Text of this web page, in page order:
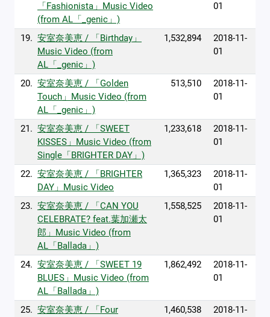
「Fashionista」Music Video
(from AL「_genic」)
01
19. 安室奈美恵 / 「Birthday」
Music Video (from
AL「_genic」)
1,532,894
2018-11-
01
20. 安室奈美恵 / 「Golden
Touch」Music Video (from
AL「_genic」)
513,510
2018-11-
01
21. 安室奈美恵 / 「SWEET
KISSES」Music Video (from
Single「BRIGHTER DAY」)
1,233,618
2018-11-
01
22. 安室奈美恵 / 「BRIGHTER
DAY」Music Video
1,365,323
2018-11-
01
23. 安室奈美恵 / 「CAN YOU
CELEBRATE? feat.葉加瀬太
郎」Music Video (from
AL「Ballada」)
1,558,525
2018-11-
01
24. 安室奈美恵 / 「SWEET 19
BLUES」Music Video (from
AL「Ballada」)
1,862,492
2018-11-
01
25. 安室奈美恵 / 「Four
1,460,538
2018-11-